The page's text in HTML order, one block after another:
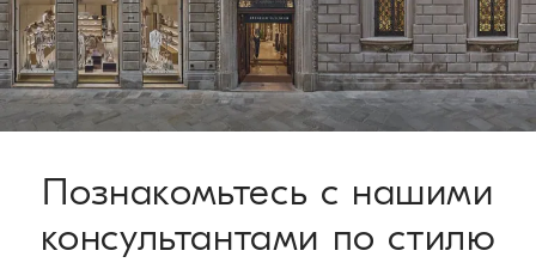
У вас есть 30 дней для осуществления возврата или обмена
изделия. Мы рады предложить эти услуги бесплатно всем
нашим клиентам. Для получения более подробной
информации о сроках доставки ознакомьтесь с разделом
страницы Процедура возврата
Познакомьтесь с нашими
консультантами по стилю